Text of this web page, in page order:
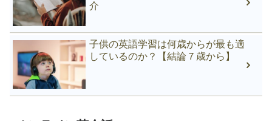
介
子供の英語学習は何歳からが最も適
しているのか？【結論７歳から】